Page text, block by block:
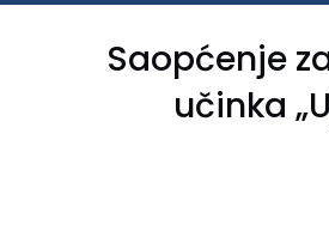
Saopćenje
učinka